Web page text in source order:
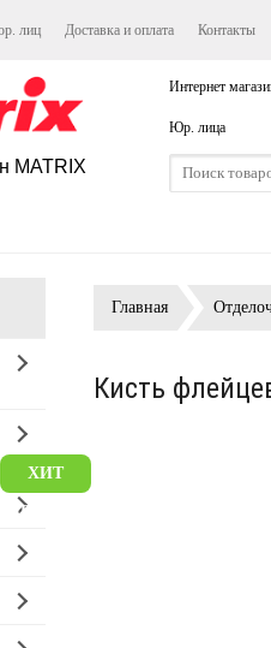
лиц Доставка и оплата Контакты
MATRIX
Интернет
Юр. лица
Главная
Кисть
ХИТ
ПРОДАЖ